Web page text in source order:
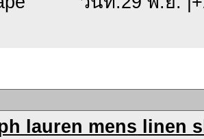
lauren mens linen